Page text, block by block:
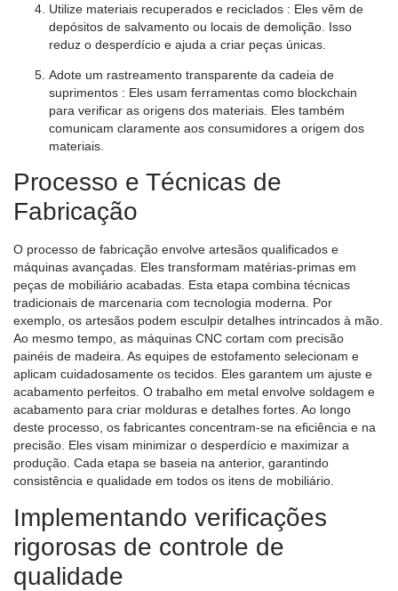
Utilize materiais recuperados e reciclados : Eles vêm de
depósitos de salvamento ou locais de demolição. Isso
reduz o desperdício e ajuda a criar peças únicas.
Adote um rastreamento transparente da cadeia de
suprimentos : Eles usam ferramentas como blockchain
para verificar as origens dos materiais. Eles também
comunicam claramente aos consumidores a origem dos
materiais.
Processo e Técnicas de
Fabricação
O processo de fabricação envolve artesãos qualificados e
máquinas avançadas. Eles transformam matérias-primas em
peças de mobiliário acabadas. Esta etapa combina técnicas
tradicionais de marcenaria com tecnologia moderna. Por
exemplo, os artesãos podem esculpir detalhes intrincados à mão.
Ao mesmo tempo, as máquinas CNC cortam com precisão
painéis de madeira. As equipes de estofamento selecionam e
aplicam cuidadosamente os tecidos. Eles garantem um ajuste e
acabamento perfeitos. O trabalho em metal envolve soldagem e
acabamento para criar molduras e detalhes fortes. Ao longo
deste processo, os fabricantes concentram-se na eficiência e na
precisão. Eles visam minimizar o desperdício e maximizar a
produção. Cada etapa se baseia na anterior, garantindo
consistência e qualidade em todos os itens de mobiliário.
Implementando verificações
rigorosas de controle de
qualidade